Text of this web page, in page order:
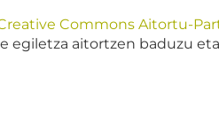
Commons Aitortu-
egiletza aitortzen baduzu